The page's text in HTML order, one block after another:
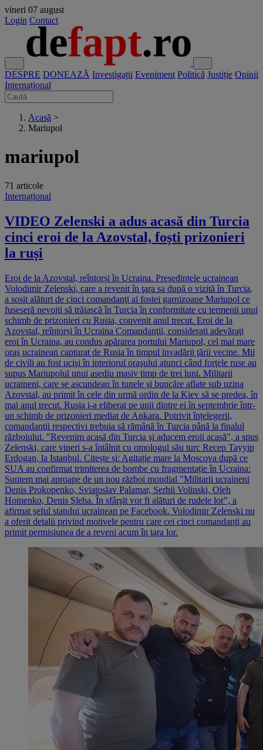
vineri 07 august
Login Contact
DESPRE DONEAZĂ Investigații Eveniment Politică Justiție Opinii
Internațional
Acasă >
Mariupol
mariupol
71 articole
Internațional
VIDEO Zelenski a adus acasă din Turcia
cinci eroi de la Azovstal, foști prizonieri
la ruși
Eroi de la Azovstal, reîntorși în Ucraina. Preşedintele ucrainean
Volodimir Zelenski, care a revenit în ţara sa după o vizită în Turcia,
a sosit alături de cinci comandanţi ai fostei garnizoane Mariupol ce
fuseseră nevoiţi să trăiască în Turcia în conformitate cu termenii unui
schimb de prizonieri cu Rusia, convenit anul trecut. Eroi de la
Azovstal, reîntorși în Ucraina Comandanţii, consideraţi adevăraţi
eroi în Ucraina, au condus apărarea portului Mariupol, cel mai mare
oraş ucrainean capturat de Rusia în timpul invadării ţării vecine. Mii
de civili au fost ucişi în interiorul oraşului atunci când forţele ruse au
supus Mariupolul unui asediu masiv timp de trei luni. Militarii
ucraineni, care se ascundeau în tunele şi buncăre aflate sub uzina
Azovstal, au primit în cele din urmă ordin de la Kiev să se predea, în
mai anul trecut. Rusia i-a eliberat pe unii dintre ei în septembrie într-
un schimb de prizonieri mediat de Ankara. Potrivit înțelegerii,
comandanţii respectivi trebuia să rămână în Turcia până la finalul
războiului. "Revenim acasă din Turcia şi aducem eroii acasă", a spus
Zelenski, care vineri s-a întâlnit cu omologul său turc Recep Tayyip
Erdogan, la Istanbul. Citește și: Agitație mare la Moscova după ce
SUA au confirmat trimiterea de bombe cu fragmentație în Ucraina:
Suntem mai aproape de un nou război mondial "Militarii ucraineni
Denis Prokopenko, Sviatoslav Palamar, Serhii Volinski, Oleh
Homenko, Denis Şleha. În sfârşit vor fi alături de rudele lor", a
afirmat şeful statului ucrainean pe Facebook. Volodimir Zelenski nu
a oferit detalii privind motivele pentru care cei cinci comandanţi au
primit permisiunea de a reveni acum în ţara lor.